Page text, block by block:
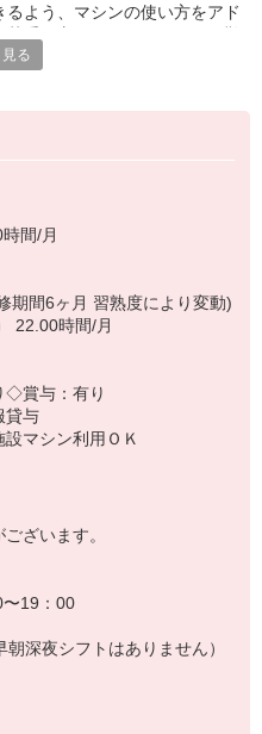
が可能
躍中
きたらフルタイムへ。
もでき、
が目指せます。
た自身の「ココロ」と「身
か？
よう、マシンの使い方をアド
動きを意識しましょう！」と
、お客様の悩みや目標をじっ
考えます。ここが一番大切な
作成など、お客様が楽しく
皆様にカーブスの魅力を知っ
からのスタート。入社後の充実
使い方まで基礎からしっかり
助け合うのがカーブスの文化
る
間/月
期間6ヶ月 習熟度により変動)
22.00時間/月
賞与：有り
与
マシン利用ＯＫ
ざいます。
19：00
深夜シフトはありません）